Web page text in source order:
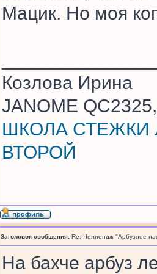
Мацик. Но моя
Козлова Ирина
JANOME
ШКОЛА СТЕЖКИ
ВТОРОЙ
Заголовок сообщения: Re: Челлендж "Арбузное
На бахче арбуз